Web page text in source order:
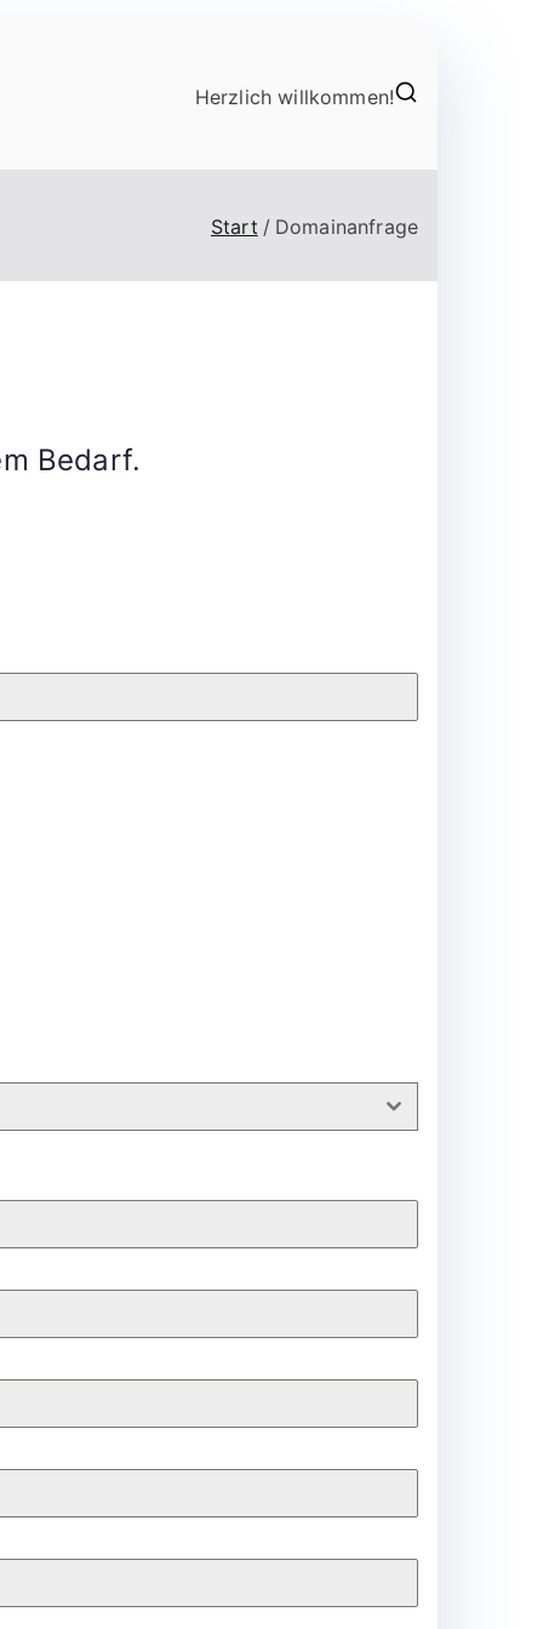
Herzlich willkommen!
Start Domainanfrage
Bedarf.